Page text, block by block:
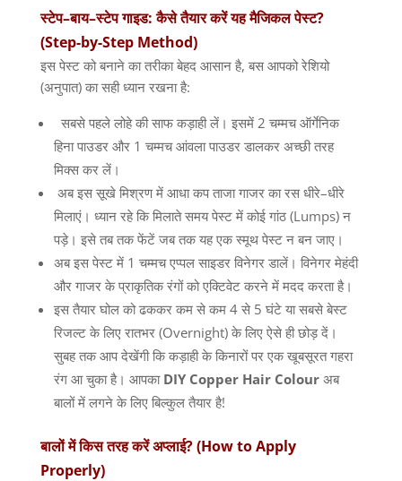
स्टेप–बाय–स्टेपगाइड:कैसेतैयारकरेंयहमैजिकलपेस्ट?
(Step-by-Step Method)
इस पेस्ट को बनाने का तरीका बेहद आसान है, बस आपको रेशियो
(अनुपात) का सही ध्यान रखना है:
सबसे पहले लोहे की साफ कड़ाही लें। इसमें2 चम्मच ऑर्गेनिक
हिना पाउडर और1 चम्मच आंवला पाउडर डालकर अच्छी तरह
मिक्स कर लें।
अब इस सूखे मिश्रण में आधा कप ताजा गाजर का रस धीरे–धीरे
मिलाएं। ध्यान रहे कि मिलाते समय पेस्ट में कोई गांठ(Lumps) न
पड़े। इसे तब तक फेंटें जब तक यह एक स्मूथ पेस्ट न बन जाए।
अब इस पेस्ट में1 चम्मच एप्पल साइडर विनेगर डालें। विनेगर मेहंदी
और गाजर के प्राकृतिक रंगों को एक्टिवेट करने में मदद करता है।
इस तैयार घोल को ढककर कम से कम4 से5 घंटे या सबसे बेस्ट
रिजल्ट के लिए रातभर(Overnight) के लिए ऐसे ही छोड़ दें।
सुबह तक आप देखेंगी कि कड़ाही के किनारों पर एक खूबसूरत गहरा
रंग आ चुका है। आपका DIY Copper Hair Colour अब
बालों में लगने के लिए बिल्कुल तैयार है!
बालोंमेंकिसतरहकरेंअप्लाई? (How to Apply
Properly)